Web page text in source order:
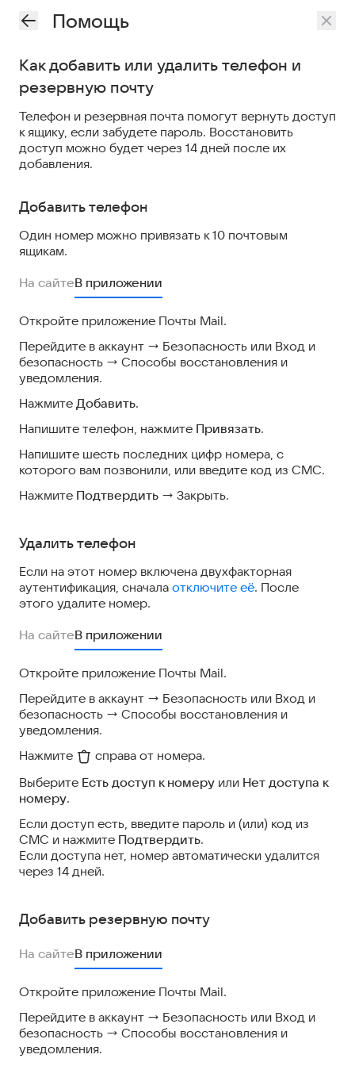
Помощь
Как добавить или удалить телефон и
резервную почту
Телефон и резервная почта помогут вернуть доступ
к ящику, если забудете пароль. Восстановить
доступ можно будет через 14 дней после их
добавления.
Добавить телефон
Один номер можно привязать к 10 почтовым
ящикам.
На сайтеВ приложении
Откройте приложение Почты Mail.
Перейдите в аккаунт → Безопасность или Вход и
безопасность → Способы восстановления и
уведомления.
Нажмите Добавить.
Напишите телефон, нажмите Привязать.
Напишите шесть последних цифр номера, с
которого вам позвонили, или введите код из СМС.
Нажмите Подтвердить → Закрыть.
Удалить телефон
Если на этот номер включена двухфакторная
аутентификация, сначала отключите её. После
этого удалите номер.
На сайтеВ приложении
Откройте приложение Почты Mail.
Перейдите в аккаунт → Безопасность или Вход и
безопасность → Способы восстановления и
уведомления.
Нажмите
справа от номера.
Выберите Есть доступ к номеру или Нет доступа к
номеру.
Если доступ есть, введите пароль и (или) код из
СМС и нажмите Подтвердить.
Если доступа нет, номер автоматически удалится
через 14 дней.
Добавить резервную почту
На сайтеВ приложении
Откройте приложение Почты Mail.
Перейдите в аккаунт → Безопасность или Вход и
безопасность → Способы восстановления и
уведомления.